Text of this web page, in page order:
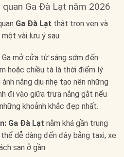
Ga Đà Lạt năm 2026
Ga Đà Lạt thật trọn vẹn và
một vài lưu ý sau:
Ga mở cửa từ sáng sớm đến
hoặc chiều tà là thời điểm lý
nắng dịu nhẹ tạo nên những
đi vào giữa trưa nắng gắt nếu
khoảnh khắc đẹp nhất.
Ga Đà Lạt nằm khá gần trung
dễ dàng đến đây bằng taxi, xe
sạn ở gần.